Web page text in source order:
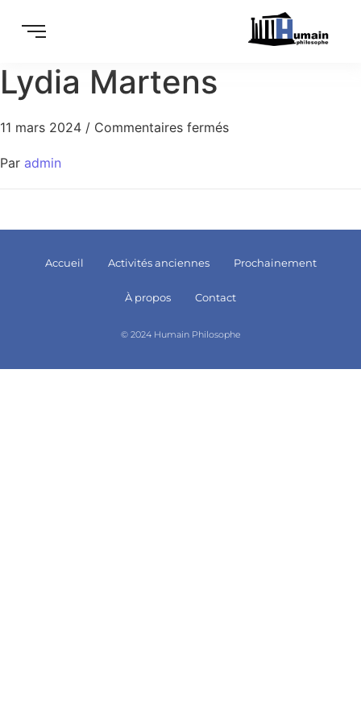
Lydia Martens
11 mars 2024 / Commentaires fermés
Par admin
Accueil Activités anciennes Prochainement
À propos Contact
© 2024 Humain Philosophe